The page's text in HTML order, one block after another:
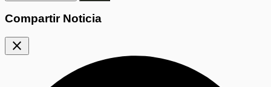
Compartir Noticia
close